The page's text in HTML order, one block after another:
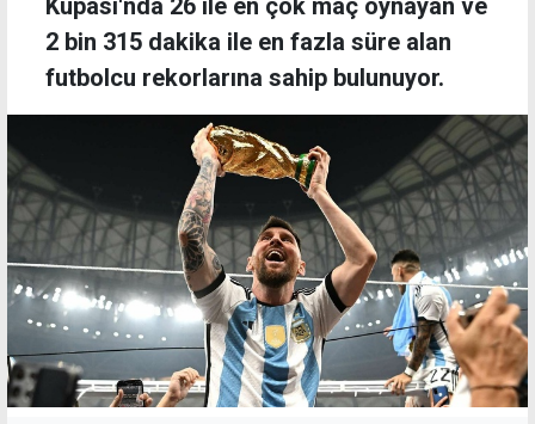
Kupası'nda 26 ile en çok maç oynayan ve
2 bin 315 dakika ile en fazla süre alan
futbolcu rekorlarına sahip bulunuyor.